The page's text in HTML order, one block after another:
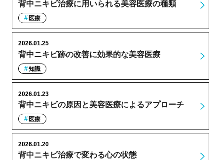
背中ニキビ治療に用いられる美容医療の種類
医療
背中ニキビ跡の改善に効果的な美容医療
2026.01.25
知識
背中ニキビの原因と美容医療によるアプローチ
2026.01.23
医療
背中ニキビ治療で変わる心の状態
2026.01.20